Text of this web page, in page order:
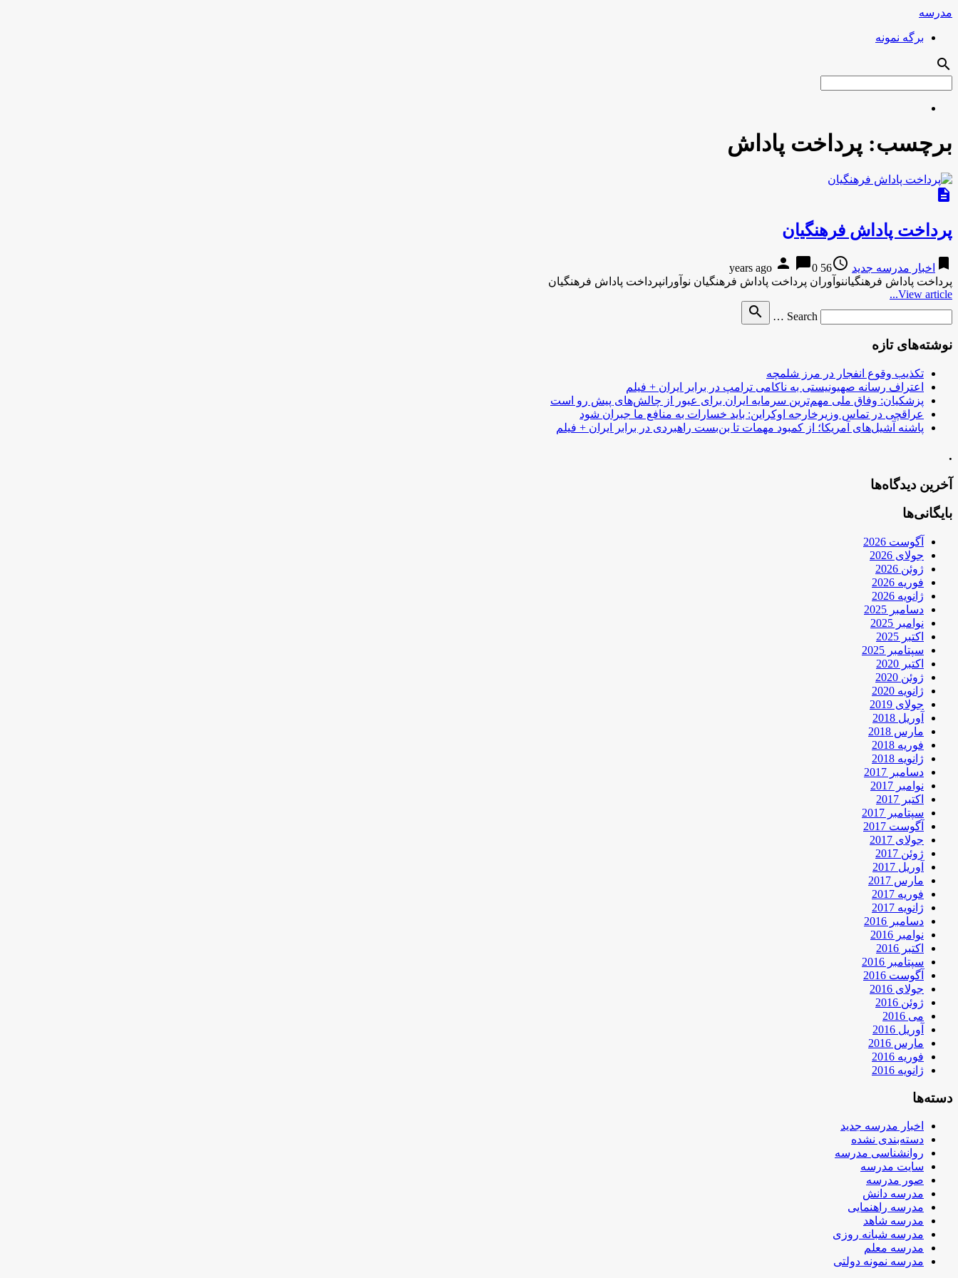
مدرسه
برگه نمونه
search
برچسب: پرداخت پاداش
description
پرداخت پاداش فرهنگیان
bookmark اخبار مدرسه جدید access_time
56 years ago
person chat_bubble0
پرداخت پاداش فرهنگیاننوآوران پرداخت پاداش فرهنگیان نوآورانپرداخت پاداش فرهنگیان
View article...
Search …
search
نوشته‌های تازه
تکذیب وقوع انفجار در مرز شلمچه
اعتراف رسانه صهیونیستی به ناکامی ترامپ در برابر ایران + فیلم
پزشکیان: وفاق ملی مهم‌ترین سرمایه ایران برای عبور از چالش‌های پیش رو است
عراقچی در تماس وزیرخارجه اوکراین: باید خسارات به منافع ما جبران شود
پاشنه آشیل‌های آمریکا؛ از کمبود مهمات تا بن‌بست راهبردی در برابر ایران + فیلم
.
آخرین دیدگاه‌ها
بایگانی‌ها
آگوست 2026
جولای 2026
ژوئن 2026
فوریه 2026
ژانویه 2026
دسامبر 2025
نوامبر 2025
اکتبر 2025
سپتامبر 2025
اکتبر 2020
ژوئن 2020
ژانویه 2020
جولای 2019
آوریل 2018
مارس 2018
فوریه 2018
ژانویه 2018
دسامبر 2017
نوامبر 2017
اکتبر 2017
سپتامبر 2017
آگوست 2017
جولای 2017
ژوئن 2017
آوریل 2017
مارس 2017
فوریه 2017
ژانویه 2017
دسامبر 2016
نوامبر 2016
اکتبر 2016
سپتامبر 2016
آگوست 2016
جولای 2016
ژوئن 2016
می 2016
آوریل 2016
مارس 2016
فوریه 2016
ژانویه 2016
دسته‌ها
اخبار مدرسه جدید
دسته‌بندی نشده
روانشناسی مدرسه
سایت مدرسه
صور مدرسه
مدرسه دانش
مدرسه راهنمایی
مدرسه شاهد
مدرسه شبانه روزی
مدرسه معلم
مدرسه نمونه دولتی